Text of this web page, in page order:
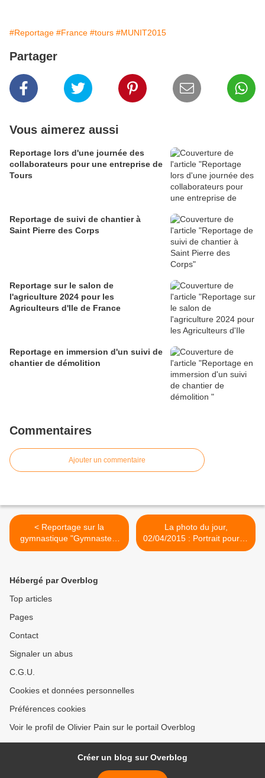
#Reportage #France #tours #MUNIT2015
Partager
Vous aimerez aussi
Reportage lors d'une journée des
collaborateurs pour une entreprise de
Tours
Reportage de suivi de chantier à
Saint Pierre des Corps
Reportage sur le salon de
l'agriculture 2024 pour les
Agriculteurs d'Ile de France
Reportage en immersion d'un suivi de
chantier de démolition
Commentaires
Ajouter un commentaire
< Reportage sur la
gymnastique "Gymnastes"
Année 2012, Le 21 Mai
La photo du jour,
02/04/2015 : Portrait pour la
Canne-a-swing >
Hébergé par Overblog
Top articles
Pages
Contact
Signaler un abus
C.G.U.
Cookies et données personnelles
Préférences cookies
Voir le profil de Olivier Pain sur le portail Overblog
Créer un blog sur Overblog